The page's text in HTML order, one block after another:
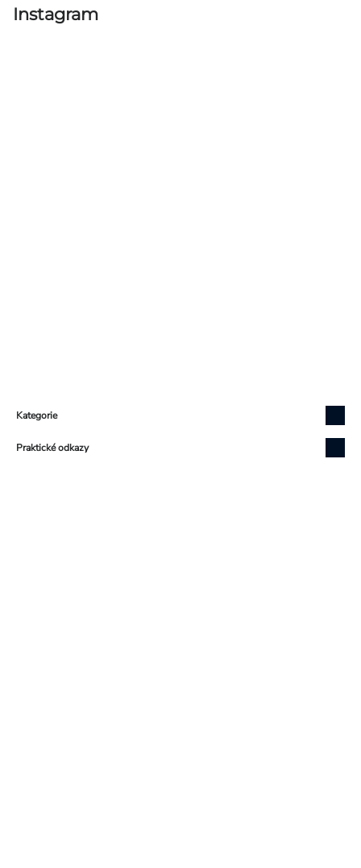
Instagram
Kategorie
Praktické odkazy